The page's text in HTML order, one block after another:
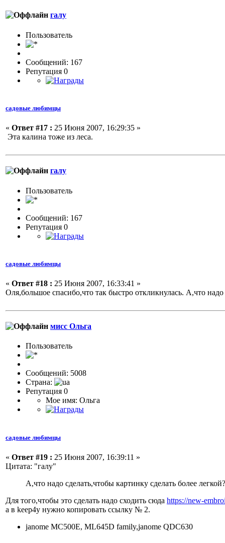
галу
Пользовaтeль
Сообщений: 167
Репутация 0
садовые любимцы
« Ответ #17 : 25 Июня 2007, 16:29:35 »
Эта калина тоже из леса.
галу
Пользовaтeль
Сообщений: 167
Репутация 0
садовые любимцы
« Ответ #18 : 25 Июня 2007, 16:33:41 »
Оля,большое спасибо,что так быстро откликнулась. А,что надо
мисс Ольга
Пользовaтeль
Сообщений: 5008
Страна:
Репутация 0
Мое имя: Ольга
садовые любимцы
« Ответ #19 : 25 Июня 2007, 16:39:11 »
Цитата: "галу"
А,что надо сделать,чтобы картинку сделать более легкой?
Для того,чтобы это сделать надо сходить сюда https://new-
а в keep4y нужно копировать ссылку № 2.
janome MC500E, ML645D family,janome QDC630